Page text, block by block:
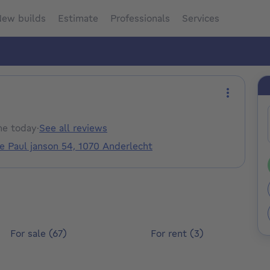
builds Estimate Professionals Services
today·See all reviews
Paul janson 54, 1070 Anderlecht
More
For sale (67) For rent (3)